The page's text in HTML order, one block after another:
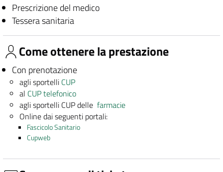
Prescrizione del medico
Tessera sanitaria
Come ottenere la prestazione
Con prenotazione
agli sportelli CUP
al CUP telefonico
agli sportelli CUP dellefarmacie
Online dai seguenti portali:
Fascicolo Sanitario
Cupweb